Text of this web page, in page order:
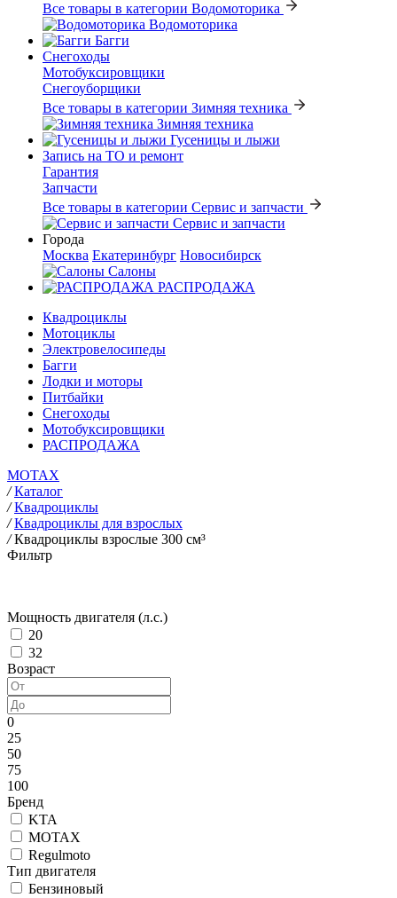
Все товары в категории Водомоторика
Водомоторика
Багги
Снегоходы
Мотобуксировщики
Снегоуборщики
Все товары в категории Зимняя техника
Зимняя техника
Гусеницы и лыжи
Запись на ТО и ремонт
Гарантия
Запчасти
Все товары в категории Сервис и запчасти
Сервис и запчасти
Города
Москва Екатеринбург Новосибирск
Салоны
РАСПРОДАЖА
Квадроциклы
Мотоциклы
Электровелосипеды
Багги
Лодки и моторы
Питбайки
Снегоходы
Мотобуксировщики
РАСПРОДАЖА
MOTAX
/ Каталог
/ Квадроциклы
/ Квадроциклы для взрослых
/ Квадроциклы взрослые 300 см³
Фильтр
Мощность двигателя (л.с.)
20
32
Возраст
0
25
50
75
100
Бренд
KTA
MOTAX
Regulmoto
Тип двигателя
Бензиновый